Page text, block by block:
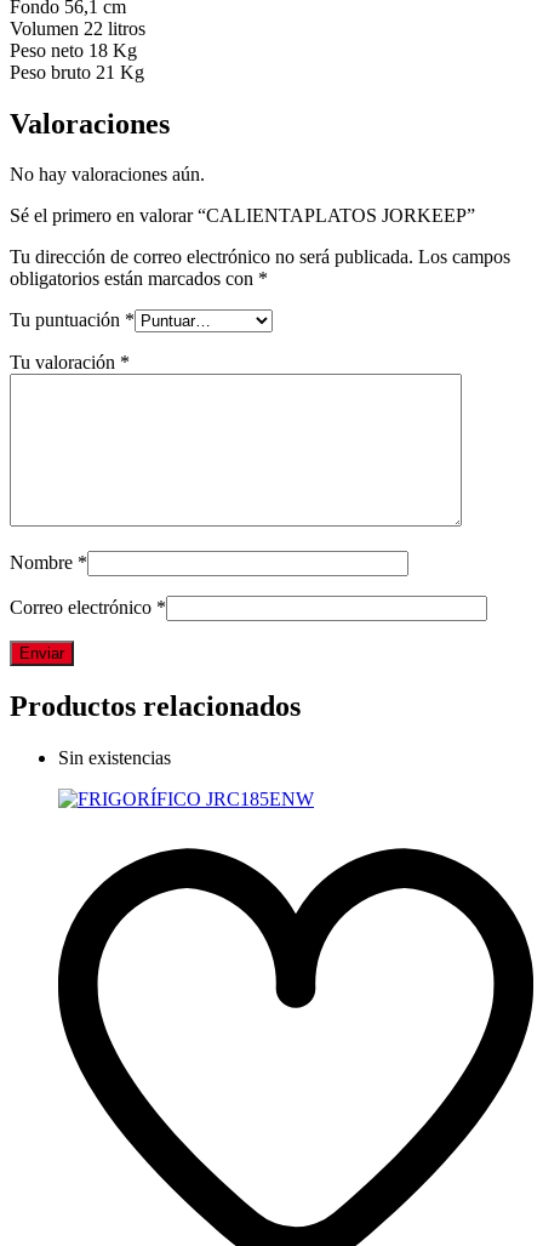
Fondo 56,1 cm
Volumen 22 litros
Peso neto 18 Kg
Peso bruto 21 Kg
Valoraciones
No hay valoraciones aún.
Sé el primero en valorar “CALIENTAPLATOS JORKEEP”
Tu dirección de correo electrónico no será publicada. Los campos
obligatorios están marcados con *
Tu puntuación *
Tu valoración *
Nombre *
Correo electrónico *
Productos relacionados
Sin existencias